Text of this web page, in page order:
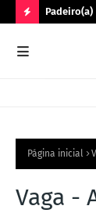
O
V
G
Padeiro(a)
Página inicial
Vaga -